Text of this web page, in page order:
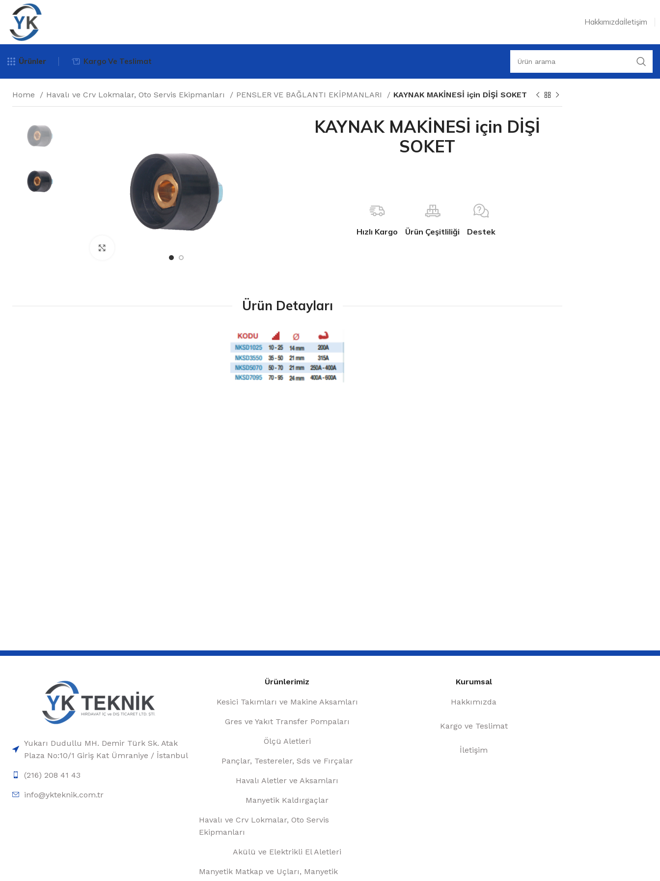
Hakkımızdaİletişim
Ürünler Kargo Ve Teslimat
Home Havalı ve Crv Lokmalar, Oto Servis Ekipmanları PENSLER VE BAĞLANTI EKİPMANLARI KAYNAK MAKİNESİ için DİŞİ SOKET
KAYNAK MAKİNESİ için DİŞİ
SOKET
Hızlı Kargo Ürün Çeşitliliği Destek
Ürün Detayları
Yukarı Dudullu MH. Demir Türk Sk. Atak
Plaza No:10/1 Giriş Kat Ümraniye / İstanbul
(216) 208 41 43
info@ykteknik.com.tr
Ürünlerimiz
Kesici Takımları ve Makine Aksamları
Gres ve Yakıt Transfer Pompaları
Ölçü Aletleri
Pançlar, Testereler, Sds ve Fırçalar
Havalı Aletler ve Aksamları
Manyetik Kaldırgaçlar
Havalı ve Crv Lokmalar, Oto Servis
Ekipmanları
Akülü ve Elektrikli El Aletleri
Manyetik Matkap ve Uçları, Manyetik
Kurumsal
Hakkımızda
Kargo ve Teslimat
İletişim